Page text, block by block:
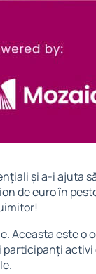
și a-i ajuta
de euro în
Aceasta este o
activi